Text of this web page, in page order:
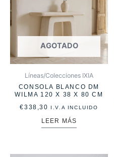
AGOTADO
Líneas/Colecciones IXIA
CONSOLA BLANCO DM
WILMA 120 X 38 X 80 CM
€338,30 I.V.A INCLUIDO
LEER MÁS